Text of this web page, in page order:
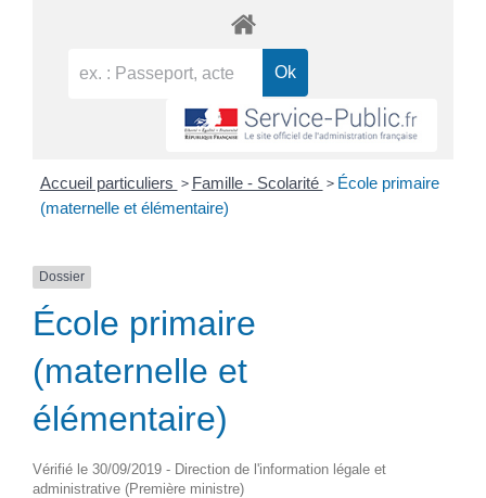
Accueil particuliers > Famille - Scolarité > École primaire
(maternelle et élémentaire)
Dossier
École primaire
(maternelle et
élémentaire)
Vérifié le 30/09/2019 - Direction de l'information légale et
administrative (Première ministre)